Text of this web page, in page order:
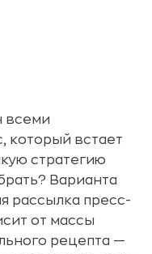
всеми
который встает
стратегию
Варианта
рассылка пресс-
от массы
рецепта —